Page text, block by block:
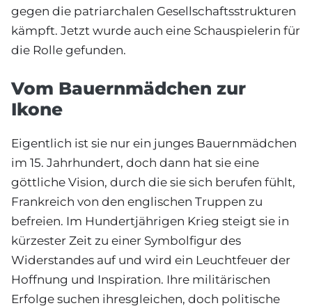
gegen die patriarchalen Gesellschaftsstrukturen
kämpft. Jetzt wurde auch eine Schauspielerin für
die Rolle gefunden.
Vom Bauernmädchen zur
Ikone
Eigentlich ist sie nur ein junges Bauernmädchen
im 15. Jahrhundert, doch dann hat sie eine
göttliche Vision, durch die sie sich berufen fühlt,
Frankreich von den englischen Truppen zu
befreien. Im Hundertjährigen Krieg steigt sie in
kürzester Zeit zu einer Symbolfigur des
Widerstandes auf und wird ein Leuchtfeuer der
Hoffnung und Inspiration. Ihre militärischen
Erfolge suchen ihresgleichen, doch politische